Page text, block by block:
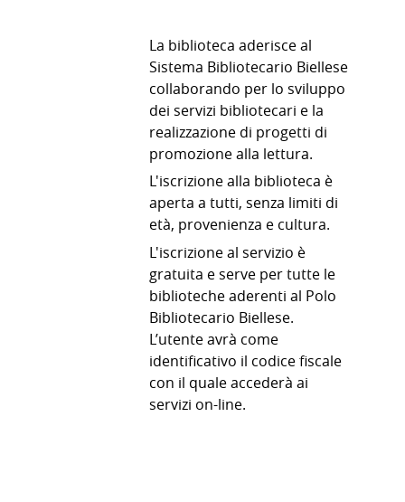
La biblioteca aderisce al
Sistema Bibliotecario Biellese
collaborando per lo sviluppo
dei servizi bibliotecari e la
realizzazione di progetti di
promozione alla lettura.
L'iscrizione alla biblioteca è
aperta a tutti, senza limiti di
età, provenienza e cultura.
L'iscrizione al servizio è
gratuita e serve per tutte le
biblioteche aderenti al Polo
Bibliotecario Biellese.
L’utente avrà come
identificativo il codice fiscale
con il quale accederà ai
servizi on-line.